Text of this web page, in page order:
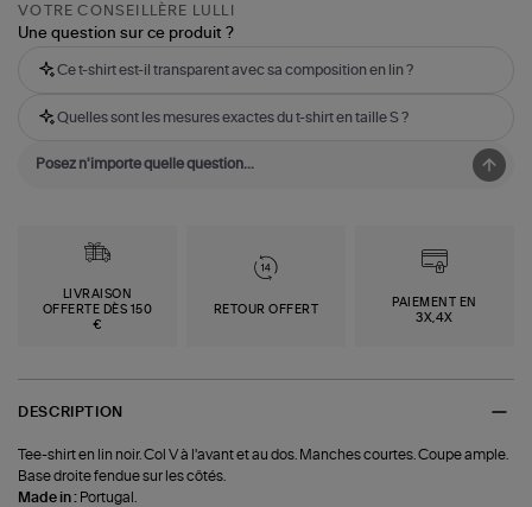
VOTRE CONSEILLÈRE LULLI
Une question sur ce produit ?
Ce t-shirt est-il transparent avec sa composition en lin ?
Quelles sont les mesures exactes du t-shirt en taille S ?
LIVRAISON
OFFERTE DÈS 150
€
RETOUR OFFERT
PAIEMENT EN
3X,4X
DESCRIPTION
Tee-shirt en lin noir. Col V à l'avant et au dos. Manches courtes. Coupe ample.
Base droite fendue sur les côtés.
Made in : Portugal.